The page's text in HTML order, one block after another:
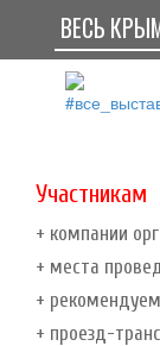
ВЕСЬ
Участникам
+ компании
+ места
+
+ проезд-